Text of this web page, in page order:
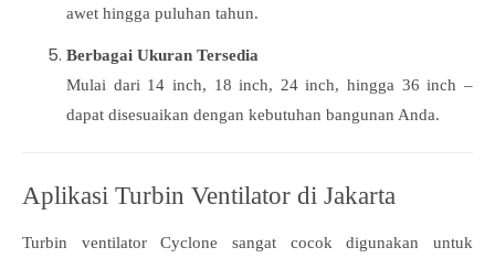
awet hingga puluhan tahun.
Berbagai Ukuran Tersedia
Mulai dari 14 inch, 18 inch, 24 inch, hingga 36 inch –
dapat disesuaikan dengan kebutuhan bangunan Anda.
Aplikasi Turbin Ventilator di Jakarta
Turbin ventilator Cyclone sangat cocok digunakan untuk